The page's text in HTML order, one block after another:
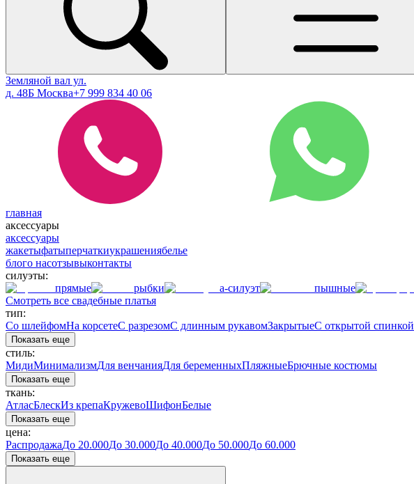
Земляной вал ул.
д. 48Б Москва+7 999 834 40 06
главная
аксессуары
аксессуары
жакетыфатыперчаткиукрашениябелье
блого насотзывыконтакты
силуэты:
прямые
рыбки а-силуэт пышные
Смотреть все свадебные платья
тип:
Со шлейфомНа корсетеС разрезомС длинным рукавомЗакрытыеС открытой спинкой
Показать еще
стиль:
МидиМинимализмДля венчанияДля беременныхПляжныеБрючные костюмы
Показать еще
ткань:
АтласБлескИз крепаКружевоШифонБелые
Показать еще
цена:
РаспродажаДо 20.000До 30.000До 40.000До 50.000До 60.000
Показать еще